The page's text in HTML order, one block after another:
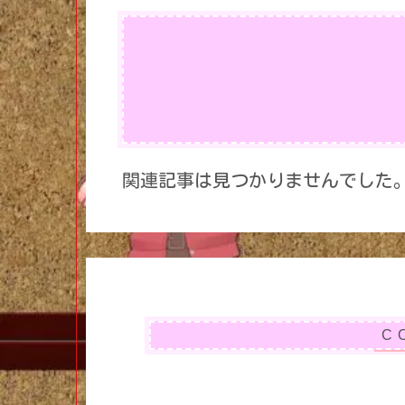
関連記事は見つかりませんでした